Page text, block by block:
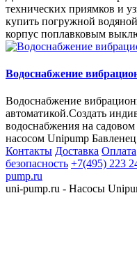
технических приямков и
купить погружной
корпус поплавковым
Водоснабжение
Водоснабжение
автоматикой.Создать
водоснабжения на
насосом Unipump
Контакты Доставка Оплата
безопасность +7(495) 223
pump.ru
uni-pump.ru - Насосы